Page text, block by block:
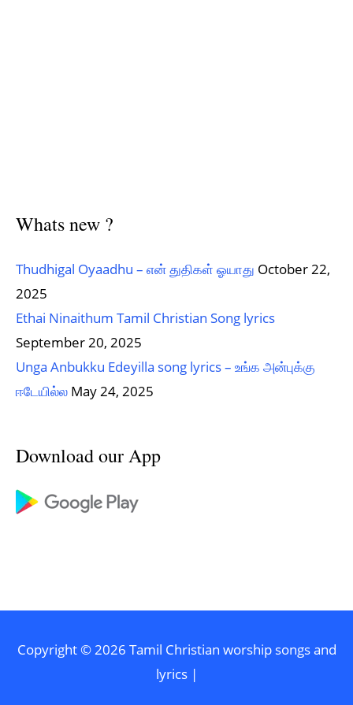
Whats new ?
Thudhigal Oyaadhu – என் துதிகள் ஓயாது October 22,
2025
Ethai Ninaithum Tamil Christian Song lyrics
September 20, 2025
Unga Anbukku Edeyilla song lyrics – உங்க அன்புக்கு
ஈடேயில்ல May 24, 2025
Download our App
Copyright © 2026 Tamil Christian worship songs and
lyrics|